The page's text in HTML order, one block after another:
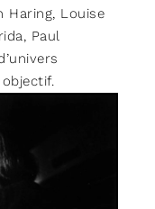
Haring, Louise
Paul